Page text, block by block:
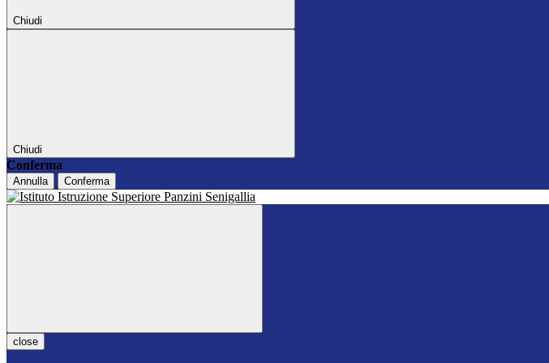
Chiudi
Chiudi
Conferma
Annulla Conferma
close